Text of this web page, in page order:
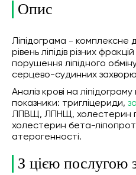
Опис
Ліпідограма - комплексне
рівень ліпідів різних
порушення ліпідного
серцево-судинних
Аналіз крові на
показники: тригліцериди,
ЛПВЩ, ЛПНЩ, холестерин
холестерин бета-
атерогенності.
З цією послугою